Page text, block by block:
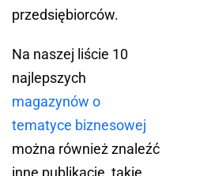
przedsiębiorców.
Na naszej liście 10
najlepszych
magazynów o
tematyce biznesowej
można również znaleźć
inne publikacje, takie